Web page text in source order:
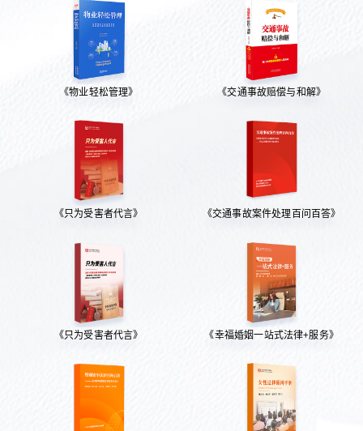
《物业轻松管理》 《交通事故赔偿与和解》
《只为受害者代言》 《交通事故案件处理百问百答》
《只为受害者代言》 《幸福婚姻一站式法律+服务》